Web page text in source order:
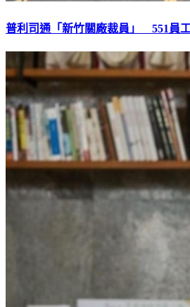
普利司通「新竹關廠裁員」 551員